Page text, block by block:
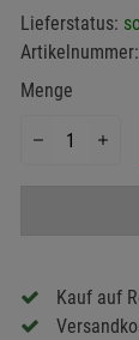
Lieferstatus:
Artikelnummer:
Menge
Kauf auf